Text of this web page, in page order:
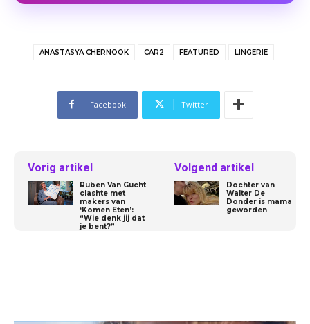
ANASTASYA CHERNOOK CAR2 FEATURED LINGERIE
Facebook Twitter
Vorig artikel
Ruben Van Gucht
clashte met
makers van
‘Komen Eten’:
“Wie denk jij dat
je bent?”
Volgend artikel
Dochter van
Walter De
Donder is mama
geworden